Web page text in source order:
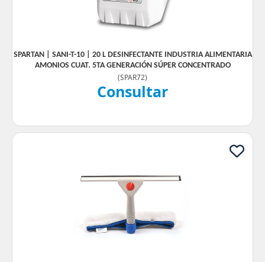
SPARTAN | SANI-T-10 | 20 L DESINFECTANTE INDUSTRIA ALIMENTARIA
AMONIOS CUAT. 5TA GENERACIÓN SÚPER CONCENTRADO
(SPAR72)
Consultar